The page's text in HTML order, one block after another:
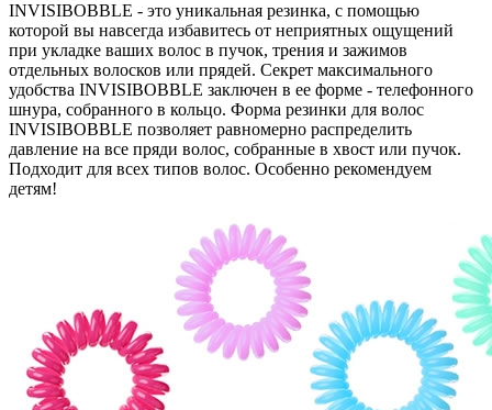
INVISIBOBBLE - это уникальная резинка, с помощью
которой вы навсегда избавитесь от неприятных ощущений
при укладке ваших волос в пучок, трения и зажимов
отдельных волосков или прядей. Секрет максимального
удобства INVISIBOBBLE заключен в ее форме - телефонного
шнура, собранного в кольцо. Форма резинки для волос
INVISIBOBBLE позволяет равномерно распределить
давление на все пряди волос, собранные в хвост или пучок.
Подходит для всех типов волос. Особенно рекомендуем
детям!